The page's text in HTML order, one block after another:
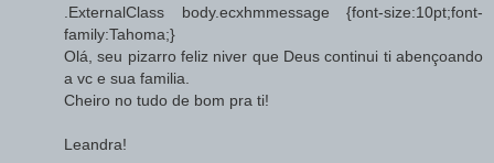
.ExternalClass body.ecxhmmessage {font-size:10pt;font-
family:Tahoma;}
Olá, seu pizarro feliz niver que Deus continui ti abençoando
a vc e sua familia.
Cheiro no tudo de bom pra ti!
Leandra!